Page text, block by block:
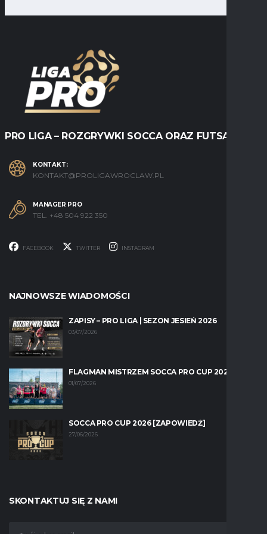
PRO LIGA – ROZGRYWKI SOCCA ORAZ FUTSALU
KONTAKT:
KONTAKT@PROLIGAWROCLAW.PL
MANAGER PRO
TEL. +48 504 922 350
FACEBOOK TWITTER INSTAGRAM
NAJNOWSZE WIADOMOŚCI
ZAPISY – PRO LIGA | SEZON JESIEŃ 2026
03/07/2026
FLAGMAN MISTRZEM SOCCA PRO CUP 2026!
01/07/2026
SOCCA PRO CUP 2026 [ZAPOWIEDŹ]
27/06/2026
SKONTAKTUJ SIĘ Z NAMI